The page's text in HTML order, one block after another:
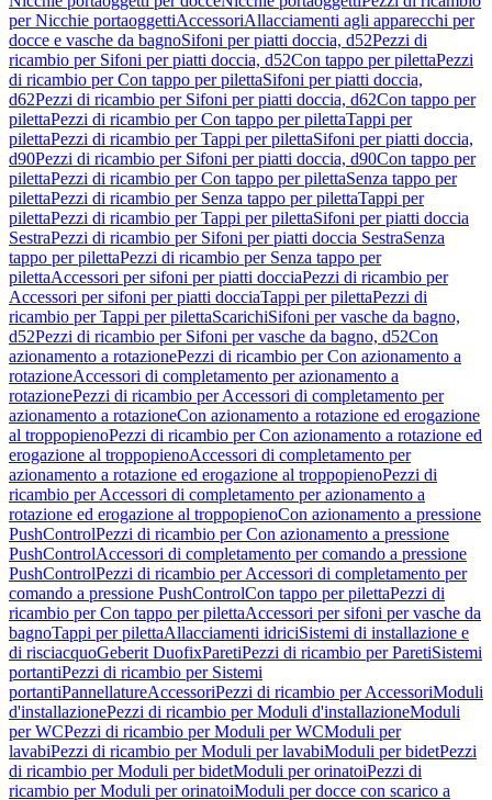
per Nicchie portaoggettiAccessoriAllacciamenti agli apparecchi per
docce e vasche da bagnoSifoni per piatti doccia, d52Pezzi di
ricambio per Sifoni per piatti doccia, d52Con tappo per pilettaPezzi
di ricambio per Con tappo per pilettaSifoni per piatti doccia,
d62Pezzi di ricambio per Sifoni per piatti doccia, d62Con tappo per
pilettaPezzi di ricambio per Con tappo per pilettaTappi per
pilettaPezzi di ricambio per Tappi per pilettaSifoni per piatti doccia,
d90Pezzi di ricambio per Sifoni per piatti doccia, d90Con tappo per
pilettaPezzi di ricambio per Con tappo per pilettaSenza tappo per
pilettaPezzi di ricambio per Senza tappo per pilettaTappi per
pilettaPezzi di ricambio per Tappi per pilettaSifoni per piatti doccia
SestraPezzi di ricambio per Sifoni per piatti doccia SestraSenza
tappo per pilettaPezzi di ricambio per Senza tappo per
pilettaAccessori per sifoni per piatti docciaPezzi di ricambio per
Accessori per sifoni per piatti docciaTappi per pilettaPezzi di
ricambio per Tappi per pilettaScarichiSifoni per vasche da bagno,
d52Pezzi di ricambio per Sifoni per vasche da bagno, d52Con
azionamento a rotazionePezzi di ricambio per Con azionamento a
rotazioneAccessori di completamento per azionamento a
rotazionePezzi di ricambio per Accessori di completamento per
azionamento a rotazioneCon azionamento a rotazione ed erogazione
al troppopienoPezzi di ricambio per Con azionamento a rotazione ed
erogazione al troppopienoAccessori di completamento per
azionamento a rotazione ed erogazione al troppopienoPezzi di
ricambio per Accessori di completamento per azionamento a
rotazione ed erogazione al troppopienoCon azionamento a pressione
PushControlPezzi di ricambio per Con azionamento a pressione
PushControlAccessori di completamento per comando a pressione
PushControlPezzi di ricambio per Accessori di completamento per
comando a pressione PushControlCon tappo per pilettaPezzi di
ricambio per Con tappo per pilettaAccessori per sifoni per vasche da
bagnoTappi per pilettaAllacciamenti idriciSistemi di installazione e
di risciacquoGeberit DuofixParetiPezzi di ricambio per ParetiSistemi
portantiPezzi di ricambio per Sistemi
portantiPannellatureAccessoriPezzi di ricambio per AccessoriModuli
d'installazionePezzi di ricambio per Moduli d'installazioneModuli
per WCPezzi di ricambio per Moduli per WCModuli per
lavabiPezzi di ricambio per Moduli per lavabiModuli per bidetPezzi
di ricambio per Moduli per bidetModuli per orinatoiPezzi di
ricambio per Moduli per orinatoiModuli per docce con scarico a